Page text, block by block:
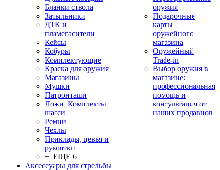
Бланки ствола
Затыльники
ДТК и
пламегасители
Кейсы
Кобуры
Комплектующие
Краска для оружия
Магазины
Мушки
Патронташи
Ложи, Комплекты
шасси
Ремни
Чехлы
Приклады, цевья и
рукоятки
+ ЕЩЕ 6
Аксессуары для стрельбы
оружия
Подарочные
карты
оружейного
магазина
Оружейный
Trade-in
Выбор оружия в
магазине:
профессиональная
помощь и
консультация от
наших продавцов